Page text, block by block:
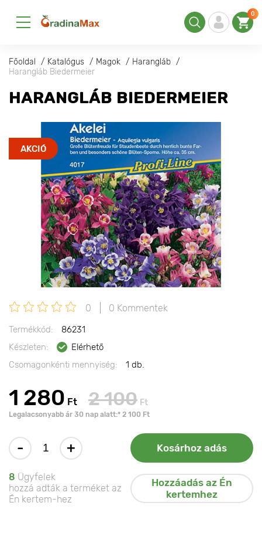
0
Főoldal Katalógus Magok
Harangláb
Harangláb Biedermeier
HARANGLÁB BIEDERMEIER
AKCIÓ
0 0 Kommentek
Termékkód:
86231
Készleten:
Elérhető
Csomagonkénti mennyiség:
1 db.
1 280 Ft 2 100 Ft
Legalacsonyabb ár 30 nap alatt:* 2 100 Ft
- + Kosárhoz adás
8 Ügyfelek
hozzá adták a terméket az
Én kertem-hez
Hozzáadás az Én
kertemhez